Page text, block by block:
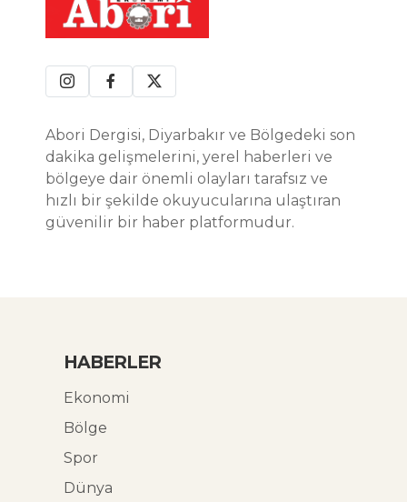
Abori Dergisi, Diyarbakır ve Bölgedeki son
dakika gelişmelerini, yerel haberleri ve
bölgeye dair önemli olayları tarafsız ve
hızlı bir şekilde okuyucularına ulaştıran
güvenilir bir haber platformudur.
HABERLER
Ekonomi
Bölge
Spor
Dünya